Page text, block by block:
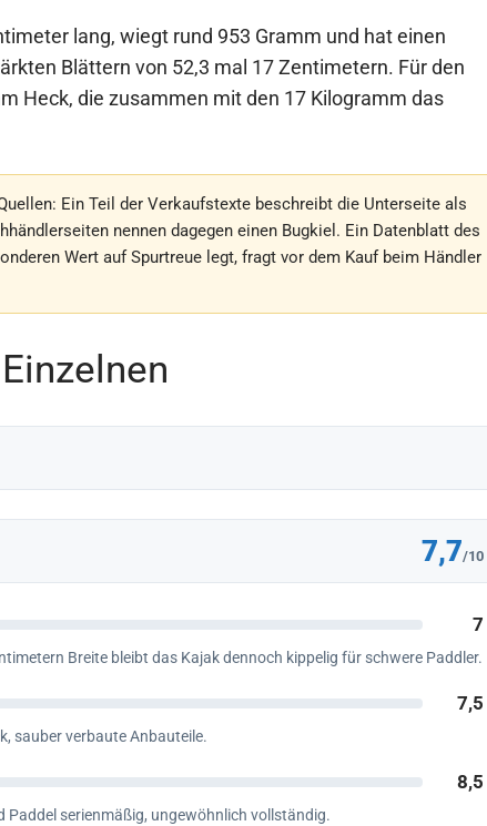
lang, wiegt rund 953 Gramm und hat einen
Blättern von 52,3 mal 17 Zentimetern. Für den
Heck, die zusammen mit den 17 Kilogramm das
Ein Teil der Verkaufstexte beschreibt die Unterseite als
nennen dagegen einen Bugkiel. Ein Datenblatt des
Wert auf Spurtreue legt, fragt vor dem Kauf beim Händler
7,7/10
7
Breite bleibt das Kajak dennoch kippelig für schwere Paddler.
7,5
sauber verbaute Anbauteile.
8,5
Paddel serienmäßig, ungewöhnlich vollständig.